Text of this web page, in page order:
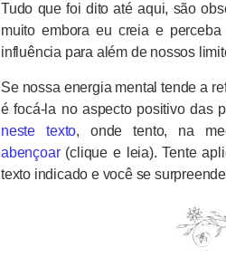
Tudo que foi dito até aqui, são
muito embora eu creia e
influência para além de nossos
Se nossa energia mental tende a
é focá-la no aspecto positivo das
neste texto, onde tento, na
abençoar(clique e leia). Tente
texto indicado e você se